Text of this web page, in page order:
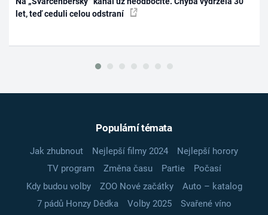
let, teď ceduli celou odstraní
Populární témata
Jak zhubnout Nejlepší filmy 2024
Nejlepší horory
TV program
Změna času Partie
Počasí
Kdy budou volby
ZOO Nové začátky
Auto – katalog
7 pádů Honzy Dědka
Volby 2025
Svařené víno